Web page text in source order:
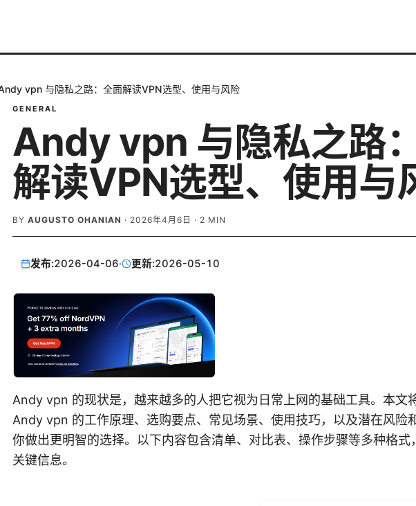
vpn 与隐私之路：全面解读VPN选型、使用与风险
GENERAL
Andy vpn 与隐私之路
解读VPN选型、使用与
BY AUGUSTO OHANIAN · 2026年4月6日 · 2 MIN
发布:2026-04-06· 更新:2026-05-10
Andy vpn 的现状是，越来越多的人把它视为日常上网的基础工具。本文
Andy vpn 的工作原理、选购要点、常见场景、使用技巧，以及潜在风险
你做出更明智的选择。以下内容包含清单、对比表、操作步骤等多种格式
关键信息。